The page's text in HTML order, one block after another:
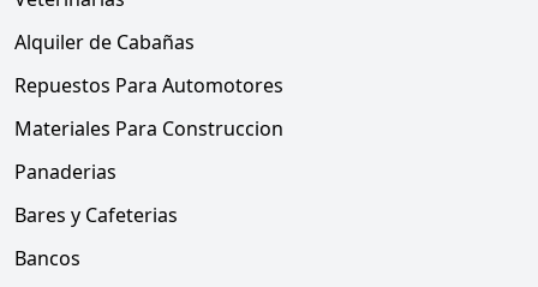
Alquiler de Cabañas
Repuestos Para Automotores
Materiales Para Construccion
Panaderias
Bares y Cafeterias
Bancos